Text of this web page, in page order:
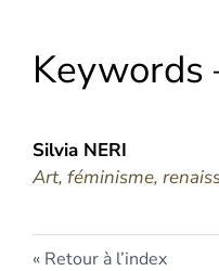
Keywords
Silvia NERI
Art, féminisme,
Retour à l’index